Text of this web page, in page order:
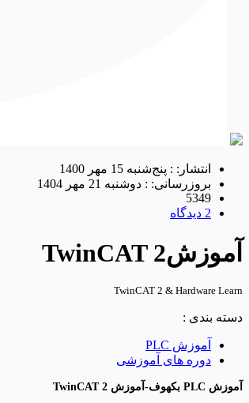
انتشار: : پنج‌شنبه 15 مهر 1400
بروزرسانی: : دوشنبه 21 مهر 1404
5349
2 دیدگاه
آموزشTwinCAT 2
TwinCAT 2 & Hardware Learn
دسته بندی :
آموزش PLC
دوره های آموزشی
آموزش PLC بکهوف-آموزش TwinCAT 2